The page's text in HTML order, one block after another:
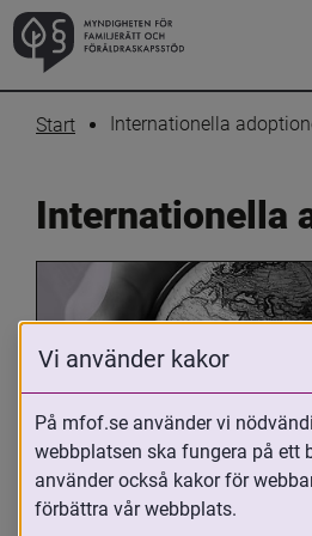
Start Internationella
Internationella
Oavsett om du är
adoptivförälder eller
Vi använder kakor
På mfof.se använder vi
webbplatsen ska fungera på ett
använder också kakor för
förbättra vår webbplats.